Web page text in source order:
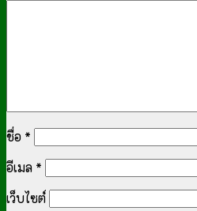
ชื่อ *
อีเมล *
เว็บไซต์